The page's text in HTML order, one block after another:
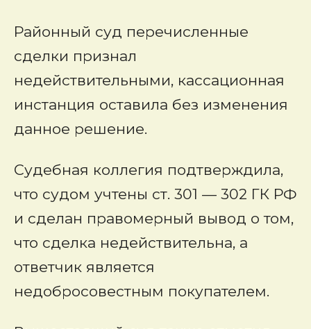
Районный суд перечисленные
сделки признал
недействительными, кассационная
инстанция оставила без изменения
данное решение.
Судебная коллегия подтверждила,
что судом учтены ст. 301 — 302 ГК РФ
и сделан правомерный вывод о том,
что сделка недействительна, а
ответчик является
недобросовестным покупателем.